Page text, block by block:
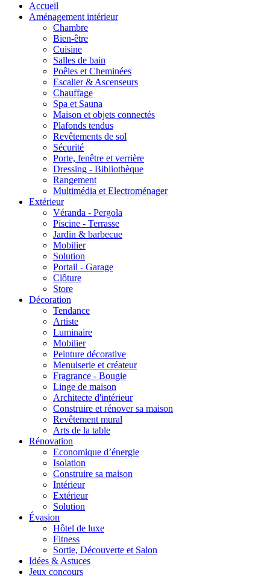
Accueil
Aménagement intérieur
Chambre
Bien-être
Cuisine
Salles de bain
Poêles et Cheminées
Escalier & Ascenseurs
Chauffage
Spa et Sauna
Maison et objets connectés
Plafonds tendus
Revêtements de sol
Sécurité
Porte, fenêtre et verrière
Dressing - Bibliothèque
Rangement
Multimédia et Electroménager
Extérieur
Véranda - Pergola
Piscine - Terrasse
Jardin & barbecue
Mobilier
Solution
Portail - Garage
Clôture
Store
Décoration
Tendance
Artiste
Luminaire
Mobilier
Peinture décorative
Menuiserie et créateur
Fragrance - Bougie
Linge de maison
Architecte d'intérieur
Construire et rénover sa maison
Revêtement mural
Arts de la table
Rénovation
Economique d’énergie
Isolation
Construire sa maison
Intérieur
Extérieur
Solution
Évasion
Hôtel de luxe
Fitness
Sortie, Découverte et Salon
Idées & Astuces
Jeux concours